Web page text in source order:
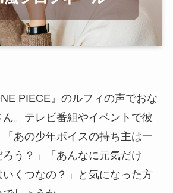
PIECE』のルフィの声でおな
ん。テレビ番組やイベントで彼
あの少年ボイスの持ち主は一
う？」「あんなに元気だけ
いくつなの？」と気になった方